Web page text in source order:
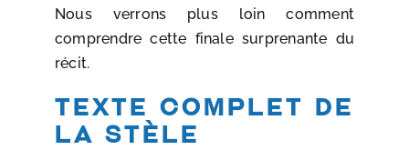
Nous verrons plus loin comment
comprendre cette finale surprenante du
récit.
Texte complet de
la stèle